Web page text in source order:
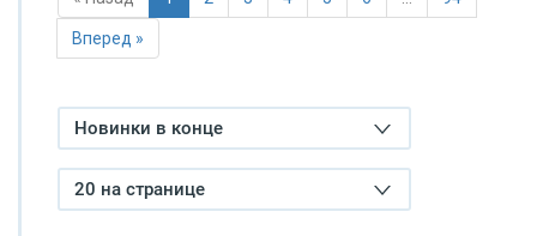
Вперед »
Новинки в конце
20 на странице